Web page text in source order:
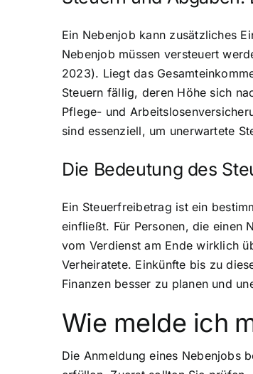
Ein Nebenjob kann zusätzliches
Nebenjob müssen versteuert
2023). Liegt das
Steuern fällig, deren Höhe sich
Pflege- und
sind essenziell, um unerwartete
Die Bedeutung des
Ein Steuerfreibetrag ist ein
einfließt. Für Personen, die einen
vom Verdienst am Ende wirklich
Verheiratete. Einkünfte bis zu
Finanzen besser zu planen und
Wie melde ich
Die Anmeldung eines Nebenjobs